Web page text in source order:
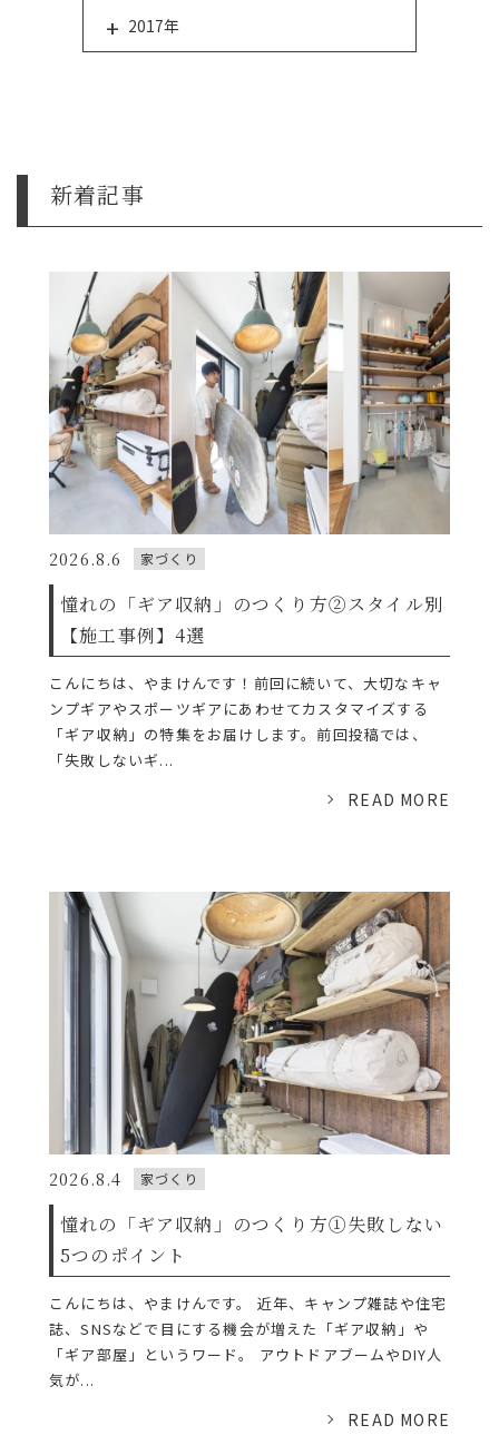
2017年
新着記事
2026.8.6 家づくり
憧れの「ギア収納」のつくり方②スタイル別
【施工事例】4選
こんにちは、やまけんです！前回に続いて、大切なキャ
ンプギアやスポーツギアにあわせてカスタマイズする
「ギア収納」の特集をお届けします。前回投稿では、
「失敗しないギ...
READ MORE
2026.8.4 家づくり
憧れの「ギア収納」のつくり方①失敗しない
5つのポイント
こんにちは、やまけんです。 近年、キャンプ雑誌や住宅
誌、SNSなどで目にする機会が増えた「ギア収納」や
「ギア部屋」というワード。 アウトドアブームやDIY人
気が...
READ MORE